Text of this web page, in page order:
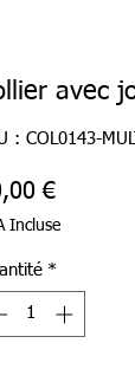
avec
: COL0143-
€Prix
Incluse
*